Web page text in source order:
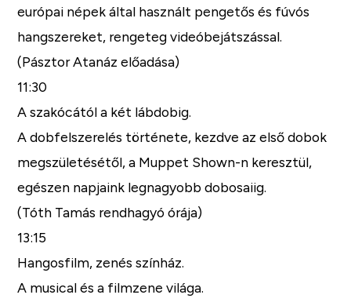
európai népek által használt pengetős és fúvós
hangszereket, rengeteg videóbejátszással.
(Pásztor Atanáz előadása)
11:30
A szakócától a két lábdobig.
A dobfelszerelés története, kezdve az első dobok
megszületésétől, a Muppet Shown-n keresztül,
egészen napjaink legnagyobb dobosaiig.
(Tóth Tamás rendhagyó órája)
13:15
Hangosfilm, zenés színház.
A musical és a filmzene világa.